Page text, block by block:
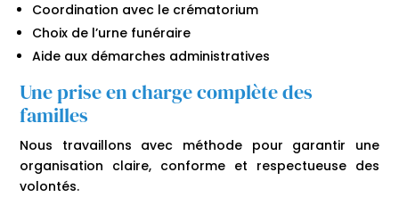
Coordination avec le crématorium
Choix de l’urne funéraire
Aide aux démarches administratives
Une prise en charge complète des
familles
Nous travaillons avec méthode pour garantir une
organisation claire, conforme et respectueuse des
volontés.